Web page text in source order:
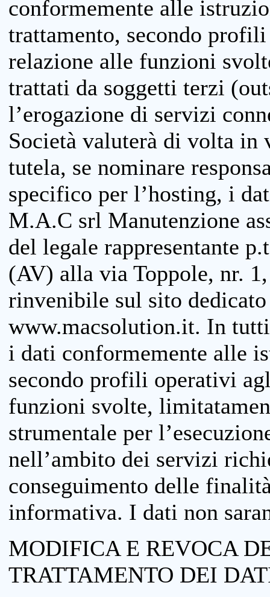
conformemente alle
trattamento, secondo
relazione alle funzioni
trattati da soggetti terzi
l’erogazione di servizi
Società valuterà di volta in
tutela, se nominare
specifico per l’hosting, i
M.A.C srl Manutenzione
del legale rappresentante
(AV) alla via Toppole, nr.
rinvenibile sul sito
www.macsolution.it. In
i dati conformemente alle
secondo profili operativi
funzioni svolte,
strumentale per
nell’ambito dei servizi
conseguimento delle
informativa. I dati non
MODIFICA E REVOCA
TRATTAMENTO DEI